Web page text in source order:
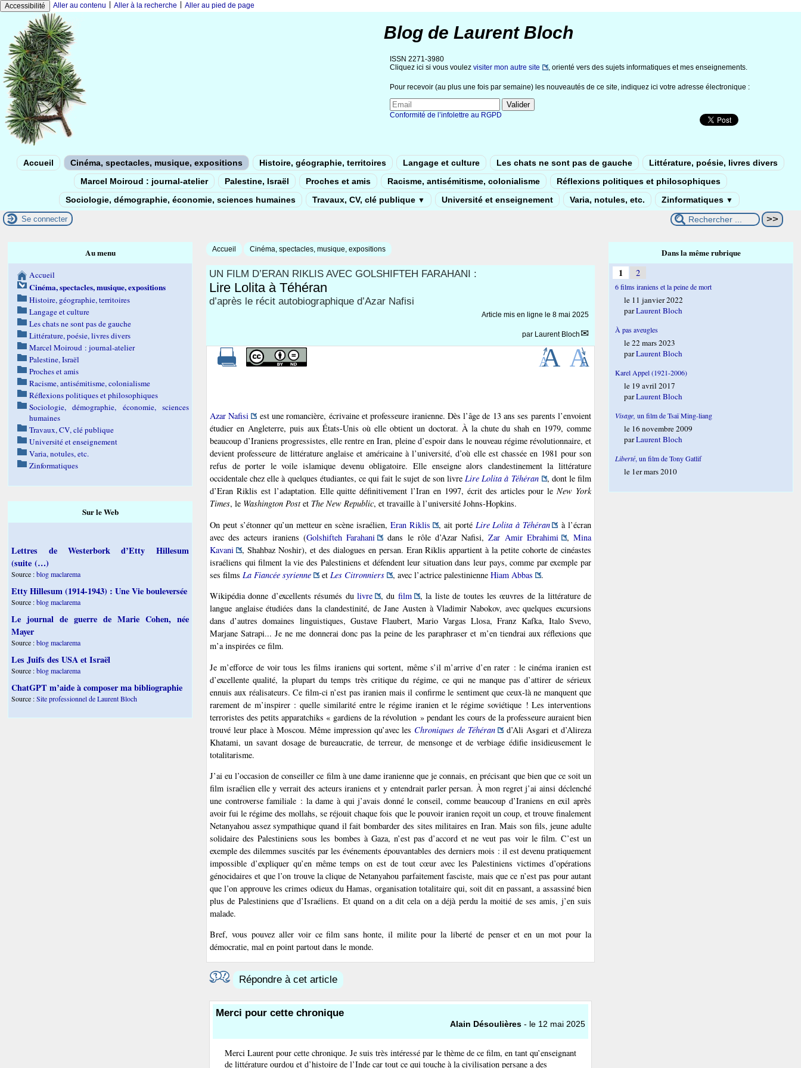
Accessibilité Aller au contenu Aller à la recherche Aller au pied de page
Blog de Laurent Bloch
ISSN 2271-3980
Cliquez ici si vous voulez visiter mon autre site , orienté vers des sujets informatiques et mes enseignements.
Pour recevoir (au plus une fois par semaine) les nouveautés de ce site, indiquez ici votre adresse électronique :
Conformité de l’infolettre au RGPD
Accueil Cinéma, spectacles, musique, expositions Histoire, géographie, territoires Langage et culture Les chats ne sont pas de gauche
Littérature, poésie, livres divers
Marcel Moiroud : journal-atelier
Palestine, Israël Proches et amis Racisme, antisémitisme, colonialisme
Réflexions politiques et philosophiques
Sociologie, démographie, économie, sciences humaines
Travaux, CV, clé publique ▼ Université et enseignement Varia, notules, etc. Zinformatiques ▼
Se connecter
Accueil Cinéma, spectacles, musique, expositions
UN FILM D’ERAN RIKLIS AVEC GOLSHIFTEH FARAHANI :
Lire Lolita à Téhéran
d’après le récit autobiographique d’Azar Nafisi
Article mis en ligne le 8 mai 2025
par Laurent Bloch
Azar Nafisi
est une romancière, écrivaine et professeure iranienne. Dès l’âge de 13 ans ses parents l’envoient
étudier en Angleterre, puis aux États-Unis où elle obtient un doctorat. À la chute du shah en 1979, comme
beaucoup d’Iraniens progressistes, elle rentre en Iran, pleine d’espoir dans le nouveau régime révolutionnaire, et
devient professeure de littérature anglaise et américaine à l’université, d’où elle est chassée en 1981 pour son
refus de porter le voile islamique devenu obligatoire. Elle enseigne alors clandestinement la littérature
occidentale chez elle à quelques étudiantes, ce qui fait le sujet de son livreLire Lolita à Téhéran
, dont le film
d’Eran Riklis est l’adaptation. Elle quitte définitivement l’Iran en 1997, écrit des articles pour leNew York
Times, le Washington Postet The New Republic, et travaille à l’université Johns-Hopkins.
On peut s’étonner qu’un metteur en scène israélien,Eran Riklis , ait porté Lire Lolita à Téhéran
à l’écran
avec des acteurs iraniens (Golshifteh Farahani dans le rôle d’Azar Nafisi,Zar Amir Ebrahimi ,Mina
Kavani
, Shahbaz Noshir), et des dialogues en persan. Eran Riklis appartient à la petite cohorte de cinéastes
israéliens qui filment la vie des Palestiniens et défendent leur situation dans leur pays, comme par exemple par
ses films La Fiancée syrienne et Les Citronniers , avec l’actrice palestinienne Hiam Abbas
.
Wikipédia donne d’excellents résumés dulivre , du film
, la liste de toutes les œuvres de la littérature de
langue anglaise étudiées dans la clandestinité, de Jane Austen à Vladimir Nabokov, avec quelques excursions
dans d’autres domaines linguistiques, Gustave Flaubert, Mario Vargas Llosa, Franz Kafka, Italo Svevo,
Marjane Satrapi... Je ne me donnerai donc pas la peine de les paraphraser et m’en tiendrai aux réflexions que
m’a inspirées ce film.
Je m’efforce de voir tous les films iraniens qui sortent, même s’il m’arrive d’en rater : le cinéma iranien est
d’excellente qualité, la plupart du temps très critique du régime, ce qui ne manque pas d’attirer de sérieux
ennuis aux réalisateurs. Ce film-ci n’est pas iranien mais il confirme le sentiment que ceux-là ne manquent que
rarement de m’inspirer : quelle similarité entre le régime iranien et le régime soviétique ! Les interventions
terroristes des petits apparatchiks « gardiens de la révolution » pendant les cours de la professeure auraient bien
trouvé leur place à Moscou. Même impression qu’avec les Chroniques de Téhéran
d’Ali Asgari et d’Alireza
Khatami, un savant dosage de bureaucratie, de terreur, de mensonge et de verbiage édifie insidieusement le
totalitarisme.
J’ai eu l’occasion de conseiller ce film à une dame iranienne que je connais, en précisant que bien que ce soit un
film israélien elle y verrait des acteurs iraniens et y entendrait parler persan. À mon regret j’ai ainsi déclenché
une controverse familiale : la dame à qui j’avais donné le conseil, comme beaucoup d’Iraniens en exil après
avoir fui le régime des mollahs, se réjouit chaque fois que le pouvoir iranien reçoit un coup, et trouve finalement
Netanyahou assez sympathique quand il fait bombarder des sites militaires en Iran. Mais son fils, jeune adulte
solidaire des Palestiniens sous les bombes à Gaza, n’est pas d’accord et ne veut pas voir le film. C’est un
exemple des dilemmes suscités par les événements épouvantables des derniers mois : il est devenu pratiquement
impossible d’expliquer qu’en même temps on est de tout cœur avec les Palestiniens victimes d’opérations
génocidaires et que l’on trouve la clique de Netanyahou parfaitement fasciste, mais que ce n’est pas pour autant
que l’on approuve les crimes odieux du Hamas, organisation totalitaire qui, soit dit en passant, a assassiné bien
plus de Palestiniens que d’Israéliens. Et quand on a dit cela on a déjà perdu la moitié de ses amis, j’en suis
malade.
Bref, vous pouvez aller voir ce film sans honte, il milite pour la liberté de penser et en un mot pour la
démocratie, mal en point partout dans le monde.
Répondre à cet article
Merci pour cette chronique
Alain Désoulières - le 12 mai 2025
Merci Laurent pour cette chronique. Je suis très intéressé par le thème de ce film, en tant qu’enseignant
de littérature ourdou et d’histoire de l’Inde car tout ce qui touche à la civilisation persane a des
Au menu
Accueil
Cinéma, spectacles, musique, expositions
Histoire, géographie, territoires
Langage et culture
Les chats ne sont pas de gauche
Littérature, poésie, livres divers
Marcel Moiroud : journal-atelier
Palestine, Israël
Proches et amis
Racisme, antisémitisme, colonialisme
Réflexions politiques et philosophiques
Sociologie, démographie, économie, sciences
humaines
Travaux, CV, clé publique
Université et enseignement
Varia, notules, etc.
Zinformatiques
Sur le Web
Lettres de Westerbork d’Etty Hillesum
(suite (…)
Source :blog maclarema
Etty Hillesum (1914-1943) : Une Vie bouleversée
Source :blog maclarema
Le journal de guerre de Marie Cohen, née
Mayer
Source :blog maclarema
Les Juifs des USA et Israël
Source :blog maclarema
ChatGPT m’aide à composer ma bibliographie
Source :Site professionnel de Laurent Bloch
Dans la même rubrique
1 2
6 films iraniens et la peine de mort
le 11 janvier 2022
parLaurent Bloch
À pas aveugles
le 22 mars 2023
parLaurent Bloch
Karel Appel (1921-2006)
le 19 avril 2017
parLaurent Bloch
Visage, un film de Tsaï Ming-liang
le 16 novembre 2009
parLaurent Bloch
Liberté, un film de Tony Gatlif
le 1er mars 2010